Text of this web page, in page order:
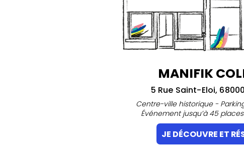
MANIFIK
5 Rue Saint-Eloi,
Centre-ville historique -
Événement jusqu’à 45
JE DÉCOUVRE ET